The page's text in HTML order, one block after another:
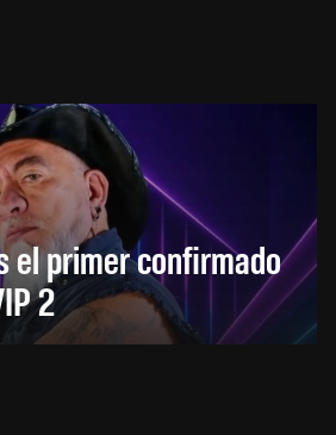
el primer confirmado
2